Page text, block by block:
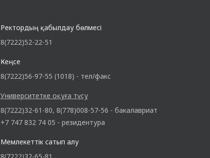
Ректордың қабылдау бөлмесі
8(7222)52-22-51
Кеңсе
8(7222)56-97-55 (1018) - тел/факс
Университетке оқуға түсу
8(7222)32-61-80, 8(778)008-57-56 - бакалавриат
+7 747 832 74 05 - резидентура
Мемлекеттік сатып алу
8(7222)32-65-81